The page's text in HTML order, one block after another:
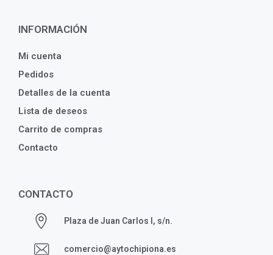
INFORMACIÓN
Mi cuenta
Pedidos
Detalles de la cuenta
Lista de deseos
Carrito de compras
Contacto
CONTACTO
Plaza de Juan Carlos I, s/n.
comercio@aytochipiona.es